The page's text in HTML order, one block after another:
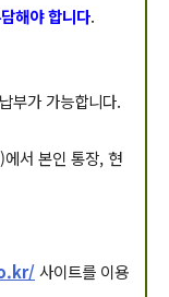
해야 합니다.
부가 가능합니다.
서 본인 통장, 현
사이트를 이용